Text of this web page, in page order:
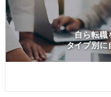
自ら転職
タイプ別に